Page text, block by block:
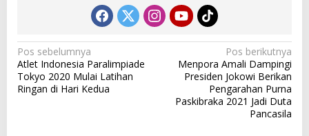
N
a
v
Pos sebelumnya
Atlet Indonesia Paralimpiade
Tokyo 2020 Mulai Latihan
Ringan di Hari Kedua
Pos berikutnya
Menpora Amali Dampingi
Presiden Jokowi Berikan
Pengarahan Purna
Paskibraka 2021 Jadi Duta
Pancasila